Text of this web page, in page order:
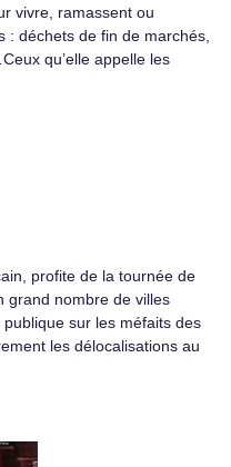
vivre, ramassent ou
déchets de fin de marchés,
qu’elle appelle les
profite de la tournée de
grand nombre de villes
sur les méfaits des
les délocalisations au